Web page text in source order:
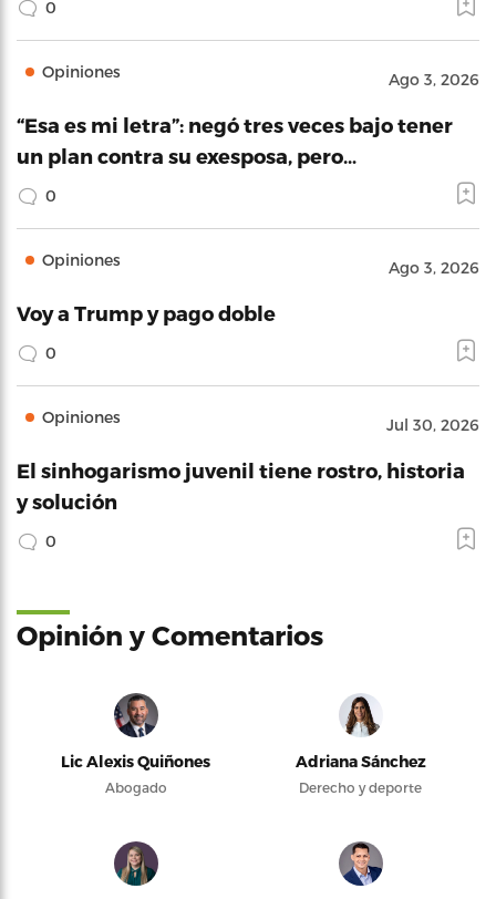
0
Opiniones Ago 3, 2026
“Esa es mi letra”: negó tres veces bajo tener
un plan contra su exesposa, pero…
0
Opiniones Ago 3, 2026
Voy a Trump y pago doble
0
Opiniones Jul 30, 2026
El sinhogarismo juvenil tiene rostro, historia
y solución
0
Opinión y Comentarios
Lic Alexis Quiñones
Abogado
Adriana Sánchez
Derecho y deporte